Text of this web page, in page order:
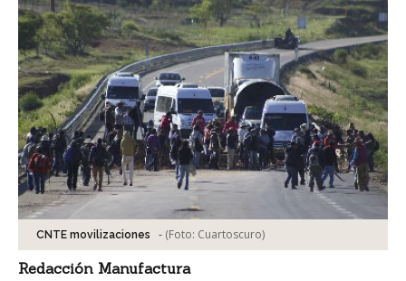
CNTE movilizaciones - (Foto: Cuartoscuro)
Redacción Manufactura